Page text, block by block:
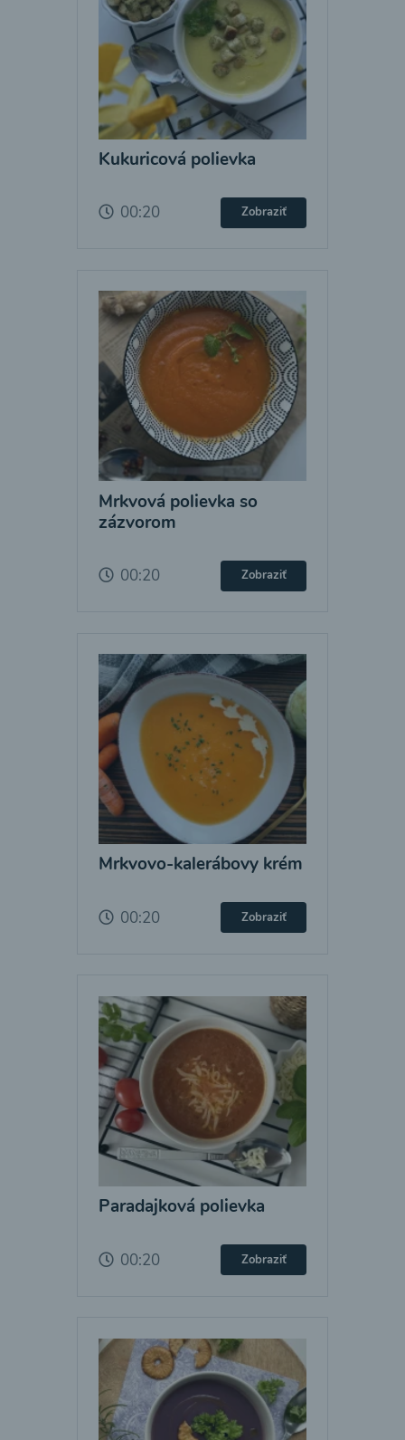
Kukuricová polievka
00:20 Zobraziť
Mrkvová polievka so
zázvorom
00:20 Zobraziť
Mrkvovo-kalerábovy krém
00:20 Zobraziť
Paradajková polievka
00:20 Zobraziť